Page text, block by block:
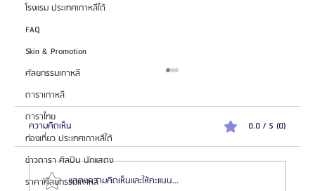
โรงแรม ประเทศเกาหลีใต้
FAQ
Skin & Promotion
ศัลยกรรมเกาหลี
ดาราเกาหลี
ดาราไทย
ท่องเที่ยว ประเทศเกาหลีใต้
ข่าวดารา ศิลปิน นักแสดง
ราคาศัลยกรรมเกาหลี
ความคิดเห็น 0.0 / 5 (0)
แสดงความคิดเห็นและให้คะแนน...